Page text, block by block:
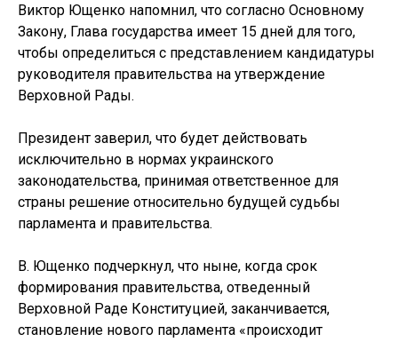
Виктор Ющенко напомнил, что согласно Основному
Закону, Глава государства имеет 15 дней для того,
чтобы определиться с представлением кандидатуры
руководителя правительства на утверждение
Верховной Рады.
Президент заверил, что будет действовать
исключительно в нормах украинского
законодательства, принимая ответственное для
страны решение относительно будущей судьбы
парламента и правительства.
В. Ющенко подчеркнул, что ныне, когда срок
формирования правительства, отведенный
Верховной Раде Конституцией, заканчивается,
становление нового парламента «происходит